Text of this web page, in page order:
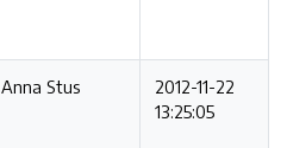
Anna Stus
2012-11-22
13:25:05